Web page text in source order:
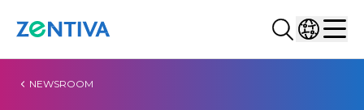
Buscar...
NEWSROOM